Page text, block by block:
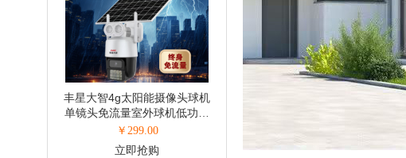
丰星大智4g太阳能摄像头球机
单镜头免流量室外球机低功耗
免布线4G太阳能6寸球机(400
万)
￥ 299.00
立即抢购